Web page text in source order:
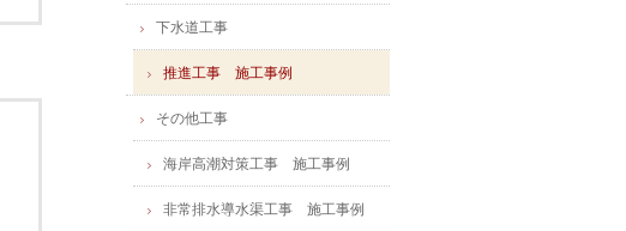
下水道工事
推進工事 施工事例
その他工事
海岸高潮対策工事 施工事例
非常排水導水渠工事 施工事例